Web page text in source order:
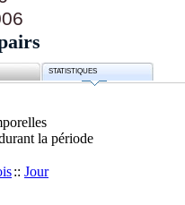
STATISTIQUES